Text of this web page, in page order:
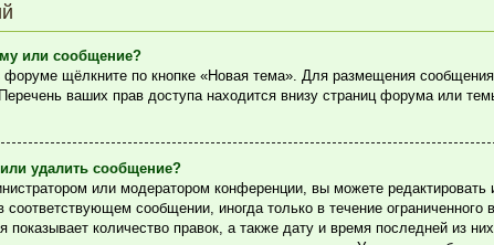
или сообщение?
щёлкните по кнопке «Новая тема». Для размещения
ваших прав доступа находится внизу страниц форума или
удалить сообщение?
или модератором конференции, вы можете
соответствующем сообщении, иногда только в течение
показывает количество правок, а также дату и время последней из